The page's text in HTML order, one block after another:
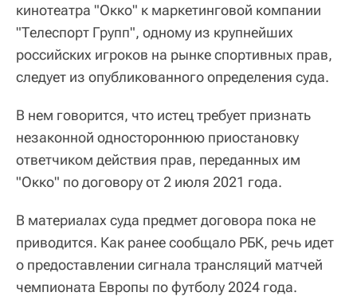
кинотеатра "Окко" к маркетинговой компании
"Телеспорт Групп", одному из крупнейших
российских игроков на рынке спортивных прав,
следует из опубликованного определения суда.
В нем говорится, что истец требует признать
незаконной одностороннюю приостановку
ответчиком действия прав, переданных им
"Окко" по договору от 2 июля 2021 года.
В материалах суда предмет договора пока не
приводится. Как ранее сообщало РБК, речь идет
о предоставлении сигнала трансляций матчей
чемпионата Европы по футболу 2024 года.